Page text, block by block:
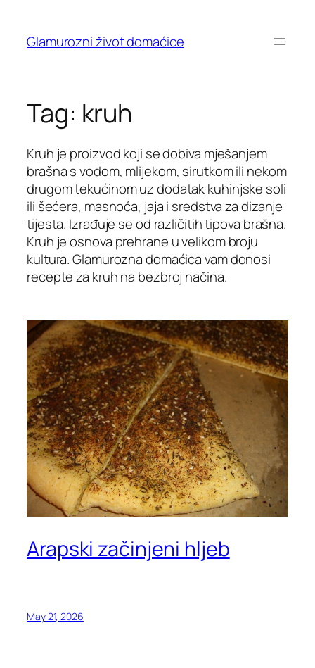
content
Glamurozni život domaćice
Tag: kruh
Kruh je proizvod koji se dobiva mješanjem
brašna s vodom, mlijekom, sirutkom ili nekom
drugom tekućinom uz dodatak kuhinjske soli
ili šećera, masnoća, jaja i sredstva za dizanje
tijesta. Izrađuje se od različitih tipova brašna.
Kruh je osnova prehrane u velikom broju
kultura. Glamurozna domaćica vam donosi
recepte za kruh na bezbroj načina.
Arapski začinjeni hljeb
May 21, 2026